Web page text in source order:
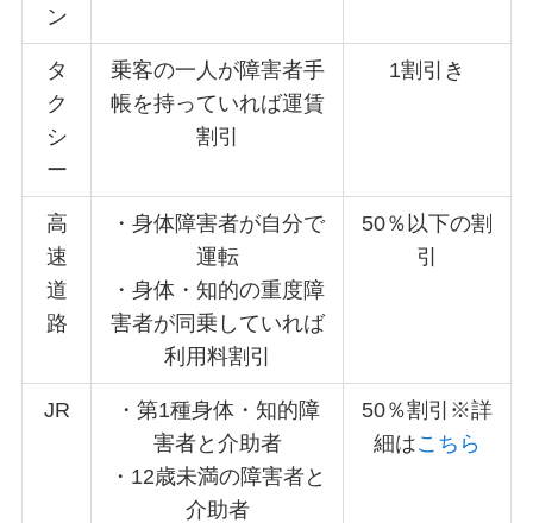
ン
タ
ク
シ
ー
乗客の一人が障害者手
帳を持っていれば運賃
割引
1割引き
高
速
道
路
・身体障害者が自分で
運転
・身体・知的の重度障
害者が同乗していれば
利用料割引
50％以下の割
引
JR
・第1種身体・知的障
害者と介助者
・12歳未満の障害者と
介助者
50％割引※詳
細はこちら